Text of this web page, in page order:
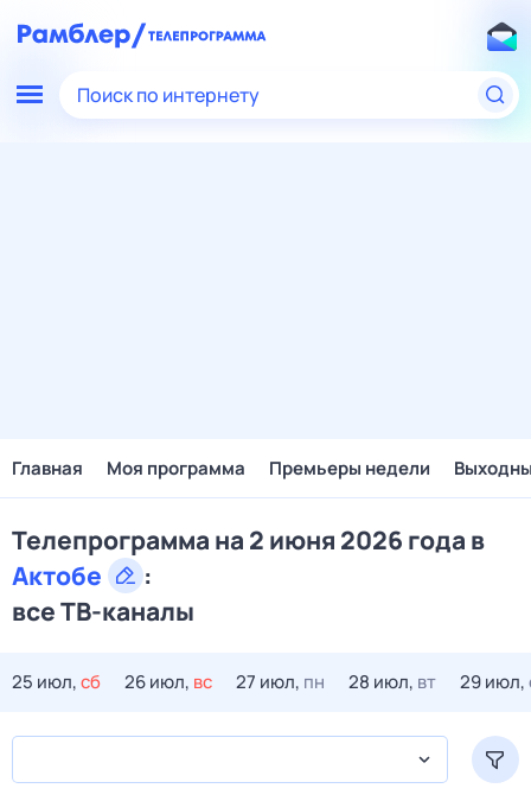
Поиск по интернету
Главная Моя программа Премьеры недели
Телепрограмма на 2 июня 2026 года в
Актобе
:
все ТВ-каналы
25 июл,сб 26 июл, вс 27 июл, пн 28 июл, вт 29 июл,